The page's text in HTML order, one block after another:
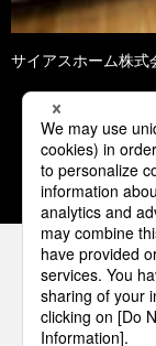
サイアスホーム株
1
パナソ